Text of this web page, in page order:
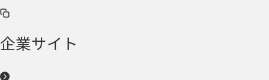
企業サイト